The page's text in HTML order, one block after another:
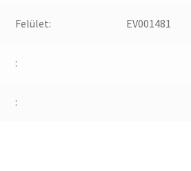
Felület: EV001481
:
: